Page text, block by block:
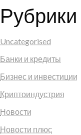
Рубрики
Uncategorised
Банки и кредиты
Бизнес и инвестиции
Криптоиндустрия
Новости
Новости плюс